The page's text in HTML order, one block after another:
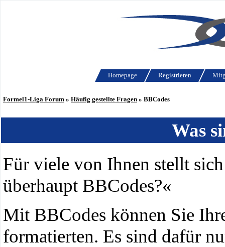
Homepage Registrieren
Formel1-Liga Forum » Häufig gestellte Fragen » BBCodes
Was
Für viele von Ihnen stellt
überhaupt BBCodes?«
Mit BBCodes können Sie
formatierten. Es sind dafür